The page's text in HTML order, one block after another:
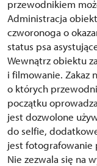
przewodnikiem
Administracja
czworonoga o
status psa
Wewnątrz obiektu
i filmowanie. Zakaz
o których
początku
jest dozwolone
do selfie,
jest fotografowanie
Nie zezwala się na